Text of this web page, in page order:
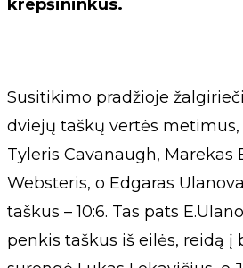
krepšininkus.
Susitikimo pradžioje
dviejų taškų vertės
Tyleris Cavanaugh, Marekas
Websteris, o Edgaras
taškus – 10:6. Tas pats
penkis taškus iš eilės, reidą į